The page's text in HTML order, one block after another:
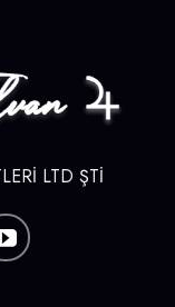
LTD ŞTİ